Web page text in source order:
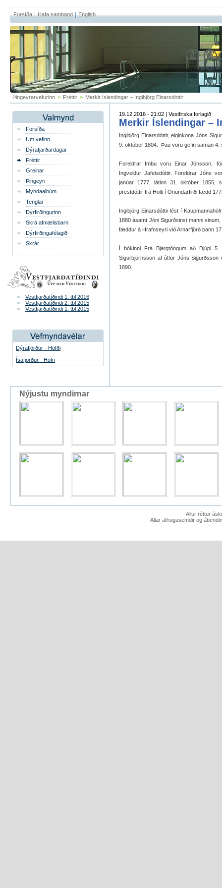
Forsíða Hafa samband English
Þingeyrarvefurinn > Fréttir > Merkir Íslendingar – Ingibjörg Einarsdóttir
Forsíða
Um vefinn
Dýrafjarðardagar
Fréttir
Greinar
Þingeyri
Myndaalbúm
Tenglar
Dýrfirðingurinn
Skrá afmælisbarn
Dýrfirðingafélagið
Skrár
Vestfjarðatíðindi 1. tbl 2016
Vestfjarðatíðindi 2. tbl 2015
Vestfjarðatíðindi 1. tbl 2015
Dýrafjörður - Höfði
Ísafjörður - Höfn
19.12.2016 - 21:02 | Vestfirska forlagið
Merkir Íslendingar –
Ingibjörg Einarsdóttir, eiginkona Jóns
9. október 1804. Þau voru gefin saman 4.
Foreldrar Imbu voru Einar Jónsson,
Ingveldur Jafetsdóttir. Foreldrar Jóns
janúar 1777, látinn 31. október 1855,
prestdóttir frá Holti í Önundarfirði fædd
Ingibjörg Einarsdóttir lést í
1880 ásamt Jóni Sigurðsinsi manni
fæddur á Hrafnseyri við Arnarfjörð þann
Í bókinni Frá Bjargtöngum að Djúpi
Sigurbjörnsson af útför Jóns
1890.
Nýjustu myndirnar
Allur réttur
Allar athugasemdir og